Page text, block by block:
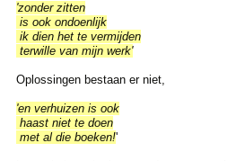
'zonder zitten
is ook ondoenlijk
ik dien het te vermijden
terwille van mijn werk'
Oplossingen bestaan er niet,
'en verhuizen is ook
haast niet te doen
met al die boeken!'